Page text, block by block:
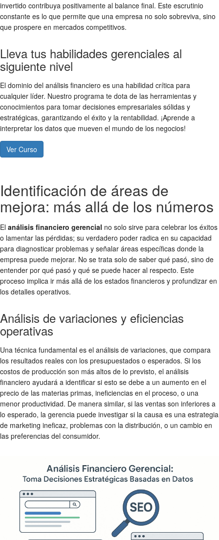
invertido contribuya positivamente al balance final. Este escrutinio
constante es lo que permite que una empresa no solo sobreviva, sino
que prospere en mercados competitivos.
Lleva tus habilidades gerenciales al
siguiente nivel
El dominio del análisis financiero es una habilidad crítica para
cualquier líder. Nuestro programa te dota de las herramientas y
conocimientos para tomar decisiones empresariales sólidas y
estratégicas, garantizando el éxito y la rentabilidad. ¡Aprende a
interpretar los datos que mueven el mundo de los negocios!
Ver Curso
Identificación de áreas de
mejora: más allá de los números
El análisis financiero gerencial no solo sirve para celebrar los éxitos
o lamentar las pérdidas; su verdadero poder radica en su capacidad
para diagnosticar problemas y señalar áreas específicas donde la
empresa puede mejorar. No se trata solo de saber qué pasó, sino de
entender por qué pasó y qué se puede hacer al respecto. Este
proceso implica ir más allá de los estados financieros y profundizar en
los detalles operativos.
Análisis de variaciones y eficiencias
operativas
Una técnica fundamental es el análisis de variaciones, que compara
los resultados reales con los presupuestados o esperados. Si los
costos de producción son más altos de lo previsto, el análisis
financiero ayudará a identificar si esto se debe a un aumento en el
precio de las materias primas, ineficiencias en el proceso, o una
menor productividad. De manera similar, si las ventas son inferiores a
lo esperado, la gerencia puede investigar si la causa es una estrategia
de marketing ineficaz, problemas con la distribución, o un cambio en
las preferencias del consumidor.